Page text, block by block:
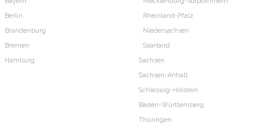
Berlin
Brandenburg
Bremen
Hamburg
Rheinland-Pfalz
Niedersachsen
Saarland
Sachsen
Sachsen-Anhalt
Schleswig-Holstein
Baden-Württemberg
Thüringen